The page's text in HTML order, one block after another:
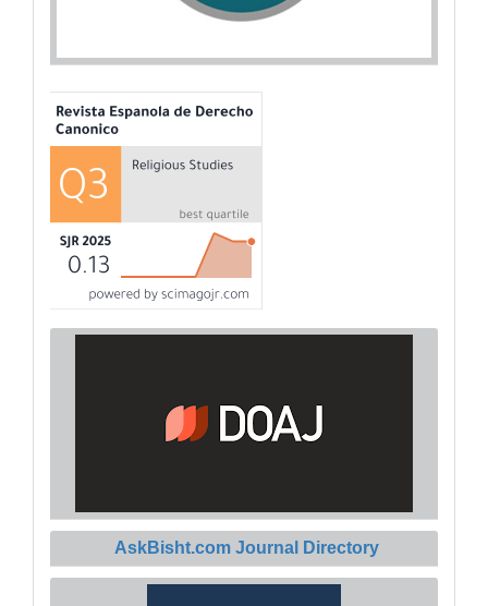
AskBisht.com Journal Directory